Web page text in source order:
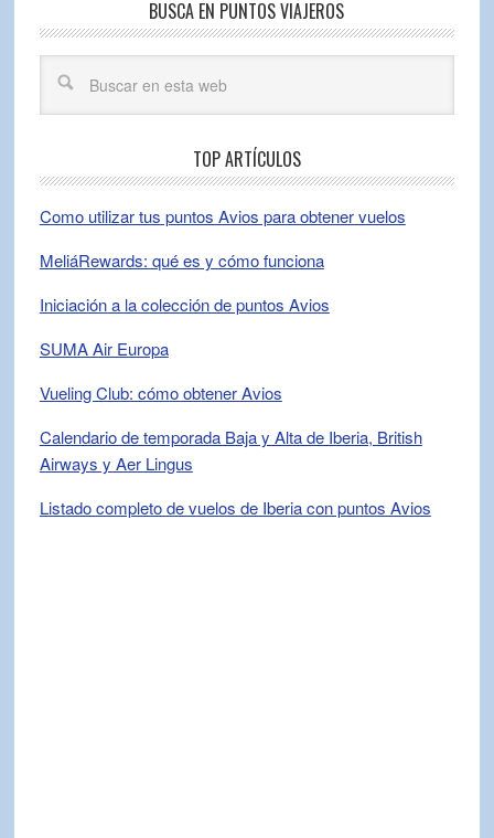
BUSCA EN PUNTOS VIAJEROS
TOP ARTÍCULOS
Como utilizar tus puntos Avios para obtener vuelos
MeliáRewards: qué es y cómo funciona
Iniciación a la colección de puntos Avios
SUMA Air Europa
Vueling Club: cómo obtener Avios
Calendario de temporada Baja y Alta de Iberia, British
Airways y Aer Lingus
Listado completo de vuelos de Iberia con puntos Avios